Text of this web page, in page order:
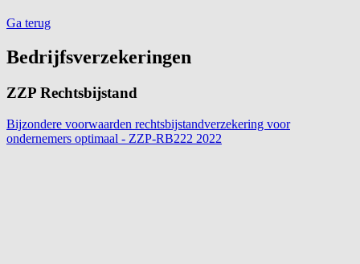
Ga terug
Bedrijfsverzekeringen
ZZP Rechtsbijstand
Bijzondere voorwaarden rechtsbijstandverzekering voor
ondernemers optimaal - ZZP-RB222 2022